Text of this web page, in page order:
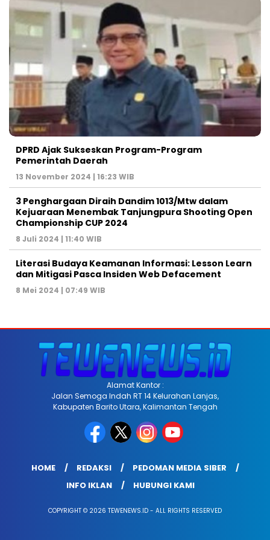
DPRD Ajak Sukseskan Program-Program
Pemerintah Daerah
13 November 2024 | 16:23 WIB
3 Penghargaan Diraih Dandim 1013/Mtw dalam
Kejuaraan Menembak Tanjungpura Shooting Open
Championship CUP 2024
8 Juli 2024 | 11:40 WIB
Literasi Budaya Keamanan Informasi: Lesson Learn
dan Mitigasi Pasca Insiden Web Defacement
8 Mei 2024 | 07:49 WIB
Alamat Kantor :
Jalan Semoga Indah RT 14 Kelurahan Lanjas,
Kabupaten Barito Utara, Kalimantan Tengah
HOME REDAKSI
PEDOMAN MEDIA SIBER
INFO IKLAN
HUBUNGI KAMI
COPYRIGHT © 2026 TEWENEWS.ID - ALL RIGHTS RESERVED